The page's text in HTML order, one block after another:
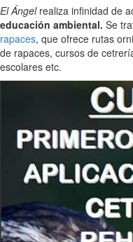
El Ángelrealiza infinidad de
educación ambiental. Se
rapaces, que ofrece rutas
de rapaces, cursos de
escolares etc.